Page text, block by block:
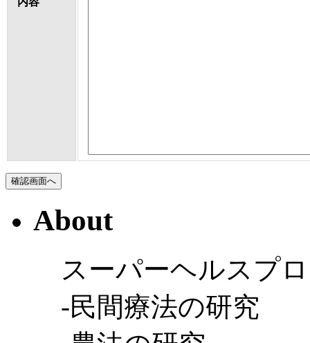
About
スーパーヘルスプ
-民間療法の研究